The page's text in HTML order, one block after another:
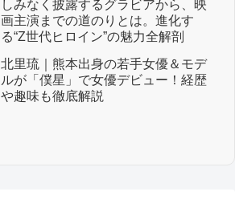
しみなく披露するグラビアから、映
画主演までの道のりとは。進化す
る“Z世代ヒロイン”の魅力全解剖
北里琉｜熊本出身の若手女優＆モデ
ルが「僕星」で女優デビュー！経歴
や趣味も徹底解説